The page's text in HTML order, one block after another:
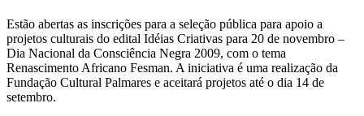
Estão abertas as inscrições para a seleção pública para apoio a
projetos culturais do edital Idéias Criativas para 20 de novembro –
Dia Nacional da Consciência Negra 2009, com o tema
Renascimento Africano Fesman. A iniciativa é uma realização da
Fundação Cultural Palmares e aceitará projetos até o dia 14 de
setembro.